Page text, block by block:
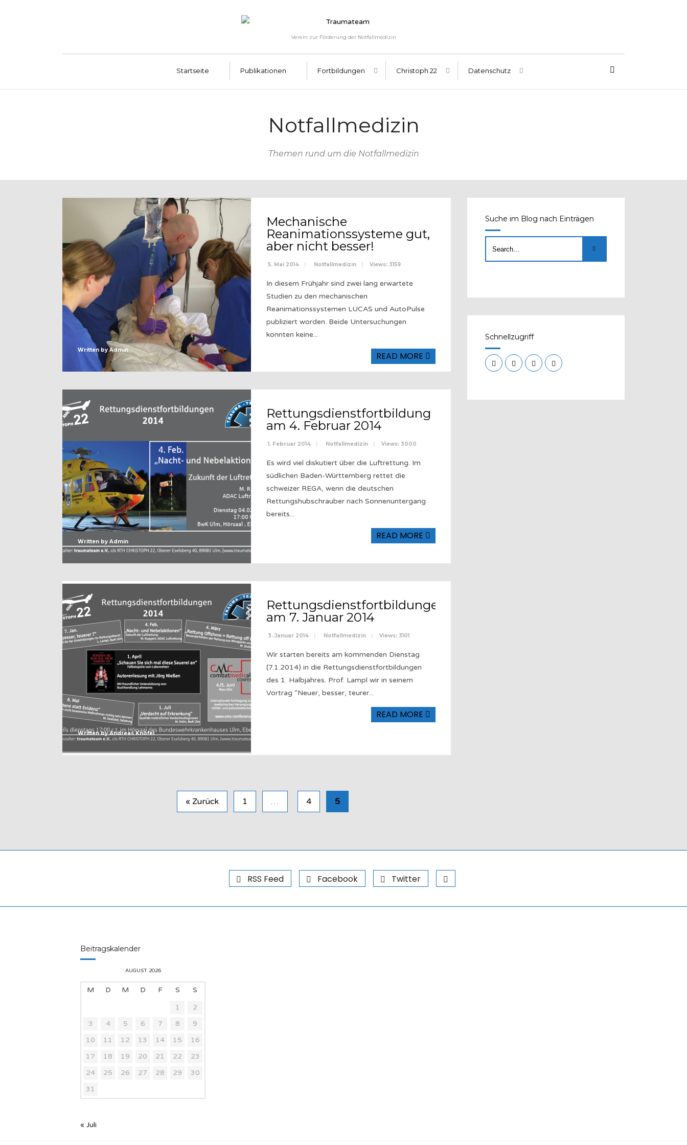
Verein zur Förderung der Notfallmedizin
Startseite Publikationen Fortbildungen Christoph 22 Datenschutz
Notfallmedizin
Themen rund um die Notfallmedizin
Written byAdmin
Mechanische
Reanimationssysteme gut,
aber nicht besser!
5. Mai 2014 | Notfallmedizin | Views: 3159
In diesem Frühjahr sind zwei lang erwartete
Studien zu den mechanischen
Reanimationssystemen LUCAS und AutoPulse
publiziert worden. Beide Untersuchungen
konnten keine...
READ MORE
Written by Admin
Rettungsdienstfortbildung
am 4. Februar 2014
1. Februar 2014 | Notfallmedizin | Views: 3000
Es wird viel diskutiert über die Luftrettung. Im
südlichen Baden-Württemberg rettet die
schweizer REGA, wenn die deutschen
Rettungshubschrauber nach Sonnenuntergang
bereits...
READ MORE
Written byAndreas Knöfel
Rettungsdienstfortbildungen
am 7. Januar 2014
3. Januar 2014 | Notfallmedizin | Views: 3101
Wir starten bereits am kommenden Dienstag
(7.1.2014) in die Rettungsdienstfortbildungen
des 1. Halbjahres. Prof. Lampl wir in seinem
Vortrag “Neuer, besser, teurer...
READ MORE
« Zurück 1 … 4 5
Suche im Blog nach Einträgen
Schnellzugriff
RSS Feed Facebook Twitter
Beitragskalender
AUGUST 2026
M D M D F S
S
1
2
3
4 5 6 7 8
9
10
11 12 13 14 15
16
17
18 19 20 21 22
23
24
25 26 27 28 29
30
31
« Juli